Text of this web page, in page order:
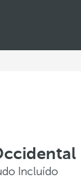
Incluído